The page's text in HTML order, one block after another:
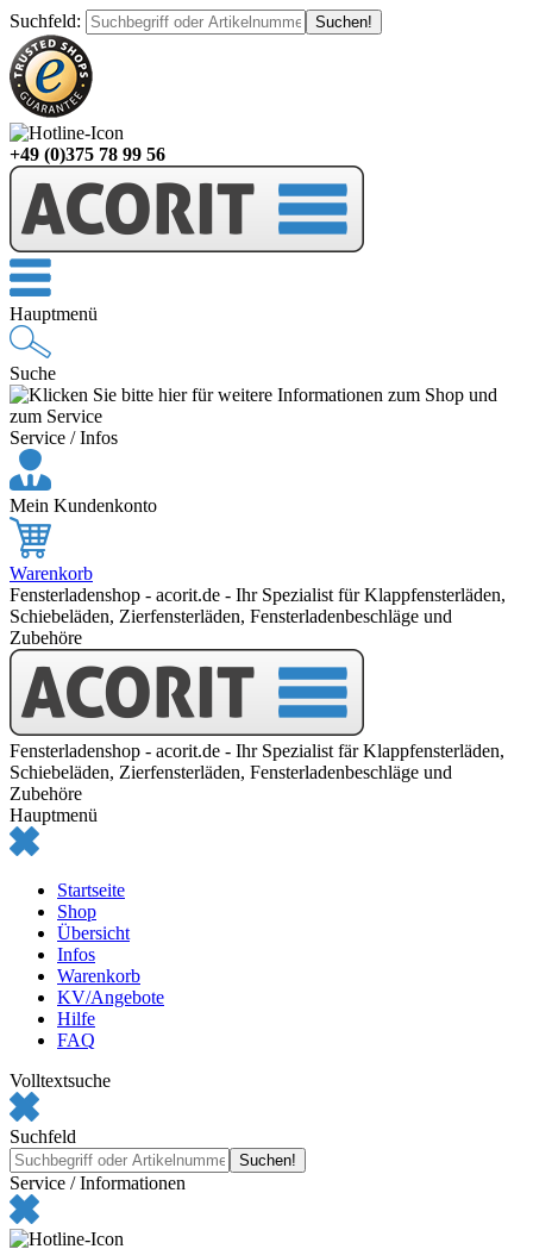
Suchfeld:
+49 (0)375 78 99 56
Hauptmenü
Suche
Service / Infos
Mein Kundenkonto
Warenkorb
Fensterladenshop - acorit.de - Ihr Spezialist für Klappfensterläden,
Schiebeläden, Zierfensterläden, Fensterladenbeschläge und
Zubehöre
Fensterladenshop - acorit.de - Ihr Spezialist fär Klappfensterläden,
Schiebeläden, Zierfensterläden, Fensterladenbeschläge und
Zubehöre
Hauptmenü
Startseite
Shop
Übersicht
Infos
Warenkorb
KV/Angebote
Hilfe
FAQ
Volltextsuche
Suchfeld
Service / Informationen